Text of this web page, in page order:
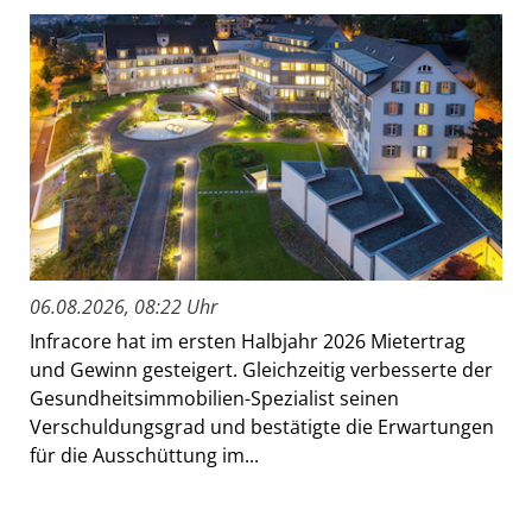
06.08.2026, 08:22 Uhr
Infracore hat im ersten Halbjahr 2026 Mietertrag
und Gewinn gesteigert. Gleichzeitig verbesserte der
Gesundheitsimmobilien-Spezialist seinen
Verschuldungsgrad und bestätigte die Erwartungen
für die Ausschüttung im...